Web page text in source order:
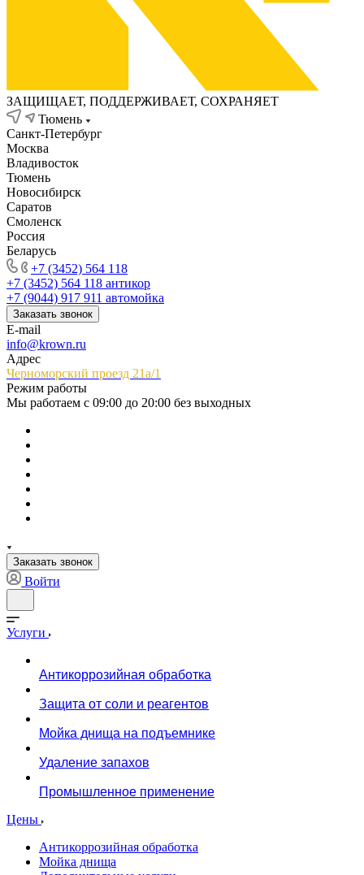
ЗАЩИЩАЕТ, ПОДДЕРЖИВАЕТ, СОХРАНЯЕТ
Тюмень
Санкт-Петербург
Москва
Владивосток
Тюмень
Новосибирск
Саратов
Смоленск
Россия
Беларусь
+7 (3452) 564 118
+7 (3452) 564 118 антикор
+7 (9044) 917 911 автомойка
Заказать звонок
E-mail
info@krown.ru
Адрес
Черноморский проезд 21а/1
Режим работы
Мы работаем с 09:00 до 20:00 без выходных
Заказать звонок
Войти
Услуги
Антикоррозийная обработка
Защита от соли и реагентов
Мойка днища на подъемнике
Удаление запахов
Промышленное применение
Цены
Антикоррозийная обработка
Мойка днища